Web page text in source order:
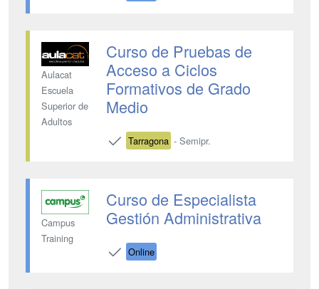
Aulacat
Escuela
Superior de
Adultos
Curso de Pruebas de
Acceso a Ciclos
Formativos de Grado
Medio
Tarragona - Semipr.
Campus
Training
Curso de Especialista
Gestión Administrativa
Online